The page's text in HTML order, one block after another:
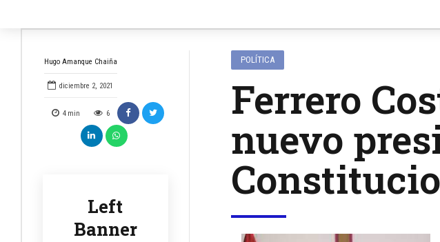
Hugo Amanque Chaiña
diciembre 2, 2021
4 min 6
Left
Banner
POLÍTICA
Ferrero
nuevo